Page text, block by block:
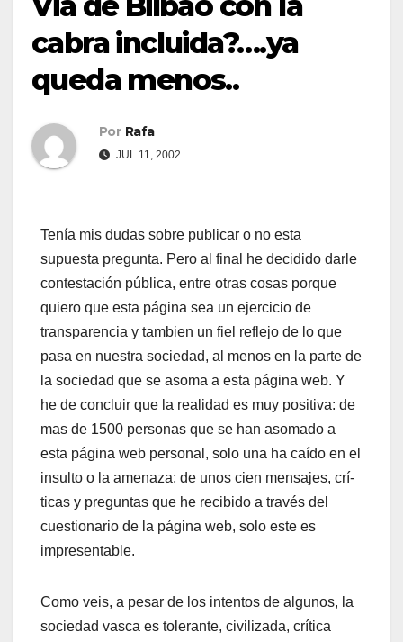
cabra incluida?….ya
queda menos..
Por Rafa
JUL 11, 2002
Tení­a mis dudas sobre publicar o no esta
supuesta pregunta. Pero al final he decidido darle
contestación pública, entre otras cosas porque
quiero que esta página sea un ejercicio de
transparencia y tambien un fiel reflejo de lo que
pasa en nuestra sociedad, al menos en la parte de
la sociedad que se asoma a esta página web. Y
he de concluir que la realidad es muy positiva: de
mas de 1500 personas que se han asomado a
esta página web personal, solo una ha caí­do en el
insulto o la amenaza; de unos cien mensajes, crí­
ticas y preguntas que he recibido a través del
cuestionario de la página web, solo este es
impresentable.
Como veis, a pesar de los intentos de algunos, la
sociedad vasca es tolerante, civilizada, crí­tica